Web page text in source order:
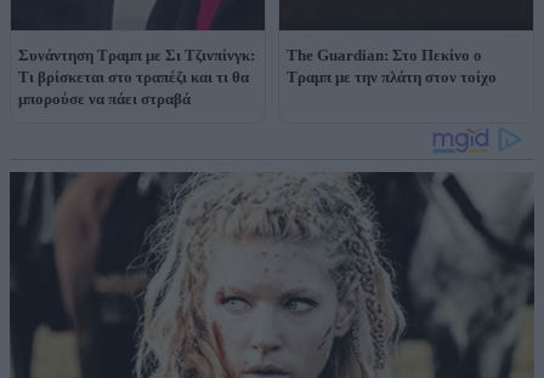
Συνάντηση Τραμπ με Σι Τζινπίνγκ:
Τι βρίσκεται στο τραπέζι και τι θα
μπορούσε να πάει στραβά
The Guardian: Στο Πεκίνο ο
Τραμπ με την πλάτη στον τοίχο